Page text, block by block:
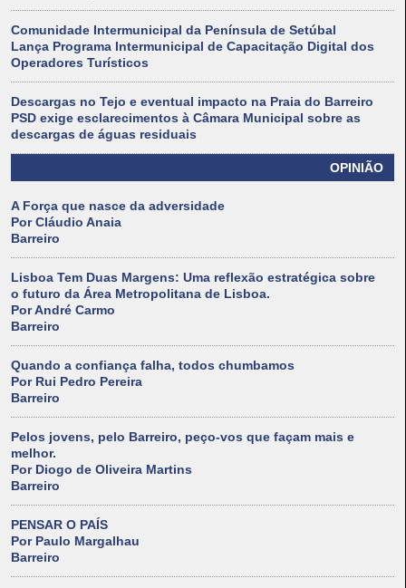
Comunidade Intermunicipal da Península de Setúbal
Lança Programa Intermunicipal de Capacitação Digital dos
Operadores Turísticos
Descargas no Tejo e eventual impacto na Praia do Barreiro
PSD exige esclarecimentos à Câmara Municipal sobre as
descargas de águas residuais
OPINIÃO
A Força que nasce da adversidade
Por Cláudio Anaia
Barreiro
Lisboa Tem Duas Margens: Uma reflexão estratégica sobre
o futuro da Área Metropolitana de Lisboa.
Por André Carmo
Barreiro
Quando a confiança falha, todos chumbamos
Por Rui Pedro Pereira
Barreiro
Pelos jovens, pelo Barreiro, peço-vos que façam mais e
melhor.
Por Diogo de Oliveira Martins
Barreiro
PENSAR O PAÍS
Por Paulo Margalhau
Barreiro